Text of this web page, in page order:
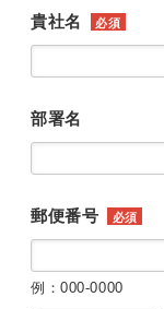
貴社名 必須
部署名
郵便番号 必須
例：000-0000